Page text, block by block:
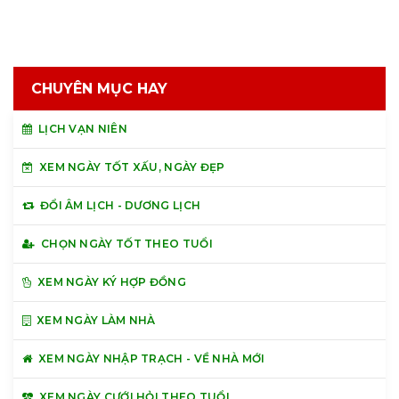
CHUYÊN MỤC HAY
LỊCH VẠN NIÊN
XEM NGÀY TỐT XẤU, NGÀY ĐẸP
ĐỔI ÂM LỊCH - DƯƠNG LỊCH
CHỌN NGÀY TỐT THEO TUỔI
XEM NGÀY KÝ HỢP ĐỒNG
XEM NGÀY LÀM NHÀ
XEM NGÀY NHẬP TRẠCH - VỀ NHÀ MỚI